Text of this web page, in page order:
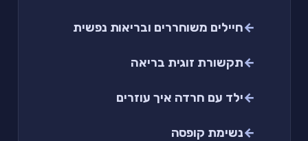
חיילים משוחררים ובריאות נפשית
תקשורת זוגית בריאה
ילד עם חרדה איך עוזרים
נשימת קופסה